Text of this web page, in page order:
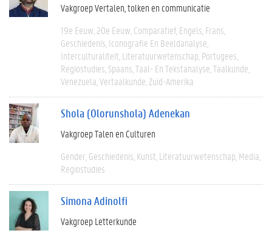
Vakgroep Vertalen, tolken en communicatie
19e Eeuw 20e Eeuw Comparatief Engels Frans
Geschiedenis Iconografie En Beeldanalyse
Interculturaliteit Literatuurwetenschap Portugees
Regiostudies Spaans Taal- En Tekstanalyse Taalkunde
Venezuela Vertaalkunde Zuid-Amerika
Shola (Olorunshola) Adenekan
Vakgroep Talen en Culturen
Gender Geschiedenis Kunst Literatuurwetenschap Media
Regiostudies
Simona Adinolfi
Vakgroep Letterkunde